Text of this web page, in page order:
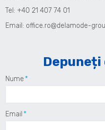
Tel: +40 21 407 74 01
Email: office.ro@delamode-
Nume
Email